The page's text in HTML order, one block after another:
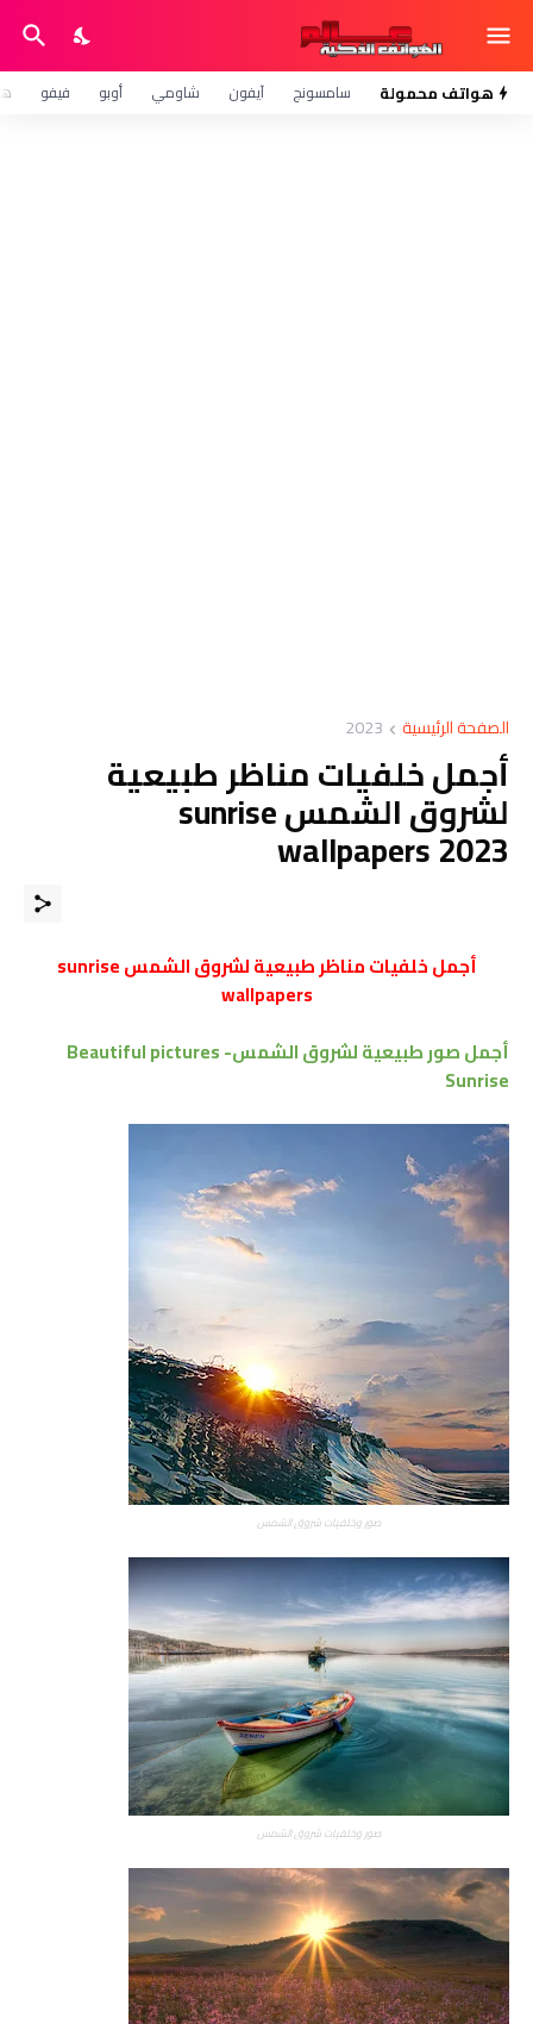
هواتف محمولة سامسونج آيفون شاومي أوبو فيفو
الصفحة الرئيسية 2023
أجمل خلفيات مناظر طبيعية
لشروق الشمس sunrise
wallpapers 2023
أجمل خلفيات مناظر طبيعية لشروق الشمس sunrise
wallpapers
أجمل صور طبيعية لشروق الشمس- Beautiful pictures
Sunrise
صور وخلفيات شروق الشمس
صور وخلفيات شروق الشمس